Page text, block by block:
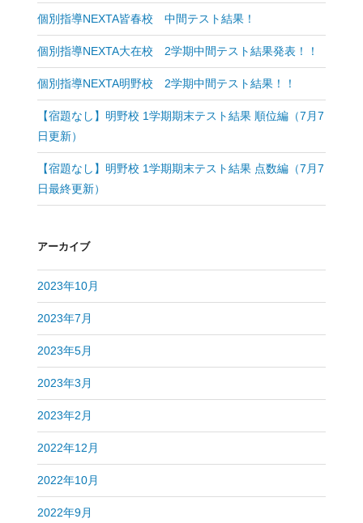
個別指導NEXTA皆春校 中間テスト結果！
個別指導NEXTA大在校 2学期中間テスト結果発表！！
個別指導NEXTA明野校 2学期中間テスト結果！！
【宿題なし】明野校 1学期期末テスト結果 順位編（7月7
日更新）
【宿題なし】明野校 1学期期末テスト結果 点数編（7月7
日最終更新）
アーカイブ
2023年10月
2023年7月
2023年5月
2023年3月
2023年2月
2022年12月
2022年10月
2022年9月